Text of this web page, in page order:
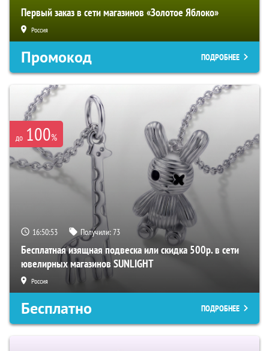
Первый заказ в сети магазинов «Золотое Яблоко»
Россия
Промокод ПОДРОБНЕЕ
до 100%
16:50:52 Получили:73
Бесплатная изящная подвеска или скидка 500р. в сети
ювелирных магазинов SUNLIGHT
Россия
Бесплатно ПОДРОБНЕЕ